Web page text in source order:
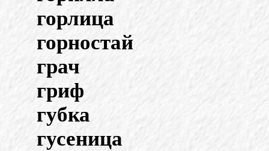
горлица
горностай
грач
гриф
губка
гусеница